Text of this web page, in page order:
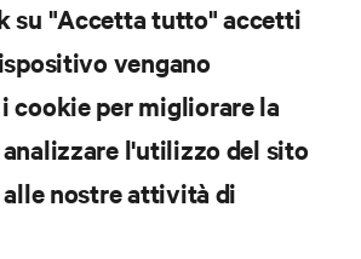
le ultime tendenze
tecnologiche
regolari sugli argomenti più
con le discussioni più recenti
degli esperti sulla gestione di
su "Accetta tutto" accetti
vengano
cookie per migliorare la
l'utilizzo del sito
nostre attività di